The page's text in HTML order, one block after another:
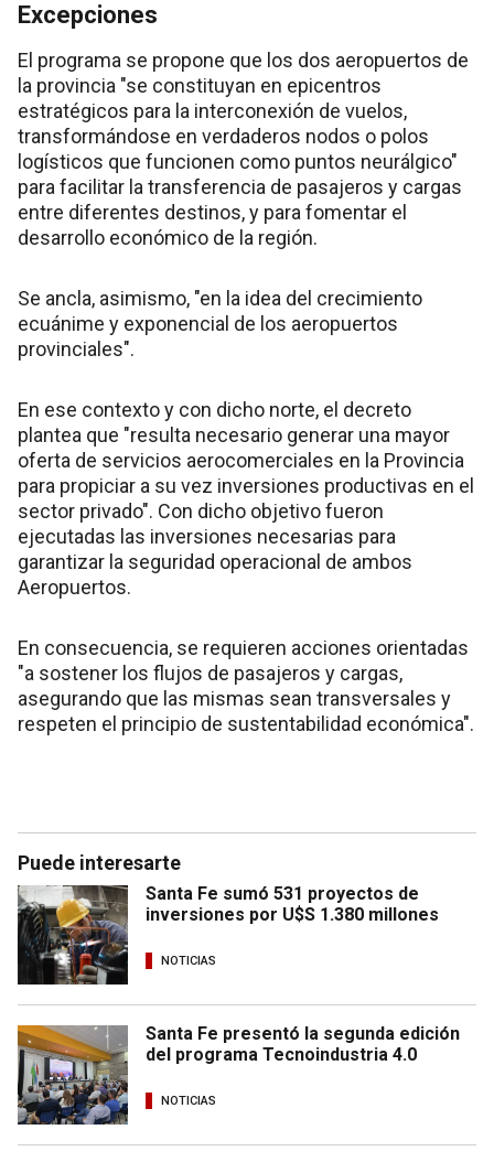
Excepciones
El programa se propone que los dos aeropuertos de
la provincia "se constituyan en epicentros
estratégicos para la interconexión de vuelos,
transformándose en verdaderos nodos o polos
logísticos que funcionen como puntos neurálgico"
para facilitar la transferencia de pasajeros y cargas
entre diferentes destinos, y para fomentar el
desarrollo económico de la región.
Se ancla, asimismo, "en la idea del crecimiento
ecuánime y exponencial de los aeropuertos
provinciales".
En ese contexto y con dicho norte, el decreto
plantea que "resulta necesario generar una mayor
oferta de servicios aerocomerciales en la Provincia
para propiciar a su vez inversiones productivas en el
sector privado". Con dicho objetivo fueron
ejecutadas las inversiones necesarias para
garantizar la seguridad operacional de ambos
Aeropuertos.
En consecuencia, se requieren acciones orientadas
"a sostener los flujos de pasajeros y cargas,
asegurando que las mismas sean transversales y
respeten el principio de sustentabilidad económica".
Puede interesarte
Santa Fe sumó 531 proyectos de
inversiones por U$S 1.380 millones
NOTICIAS
Santa Fe presentó la segunda edición
del programa Tecnoindustria 4.0
NOTICIAS